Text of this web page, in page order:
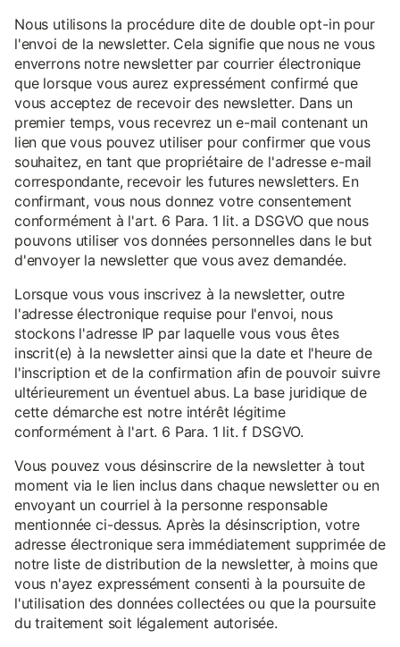
Nous utilisons la procédure dite de double opt-in pour
l'envoi de la newsletter. Cela signifie que nous ne vous
enverrons notre newsletter par courrier électronique
que lorsque vous aurez expressément confirmé que
vous acceptez de recevoir des newsletter. Dans un
premier temps, vous recevrez un e-mail contenant un
lien que vous pouvez utiliser pour confirmer que vous
souhaitez, en tant que propriétaire de l'adresse e-mail
correspondante, recevoir les futures newsletters. En
confirmant, vous nous donnez votre consentement
conformément à l'art. 6 Para. 1 lit. a DSGVO que nous
pouvons utiliser vos données personnelles dans le but
d'envoyer la newsletter que vous avez demandée.
Lorsque vous vous inscrivez à la newsletter, outre
l'adresse électronique requise pour l'envoi, nous
stockons l'adresse IP par laquelle vous vous êtes
inscrit(e) à la newsletter ainsi que la date et l'heure de
l'inscription et de la confirmation afin de pouvoir suivre
ultérieurement un éventuel abus. La base juridique de
cette démarche est notre intérêt légitime
conformément à l'art. 6 Para. 1 lit. f DSGVO.
Vous pouvez vous désinscrire de la newsletter à tout
moment via le lien inclus dans chaque newsletter ou en
envoyant un courriel à la personne responsable
mentionnée ci-dessus. Après la désinscription, votre
adresse électronique sera immédiatement supprimée de
notre liste de distribution de la newsletter, à moins que
vous n'ayez expressément consenti à la poursuite de
l'utilisation des données collectées ou que la poursuite
du traitement soit légalement autorisée.